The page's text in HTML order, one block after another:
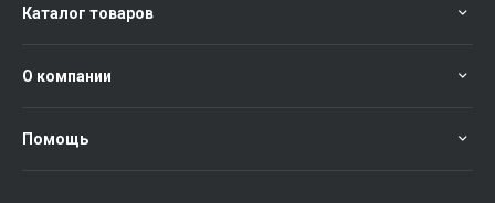
Каталог товаров
О компании
Помощь